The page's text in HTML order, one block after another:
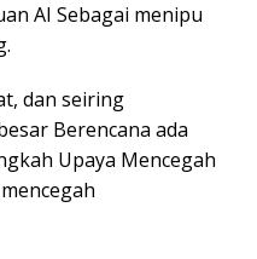
AI Sebagai menipu
dan seiring
Berencana ada
Upaya Mencegah